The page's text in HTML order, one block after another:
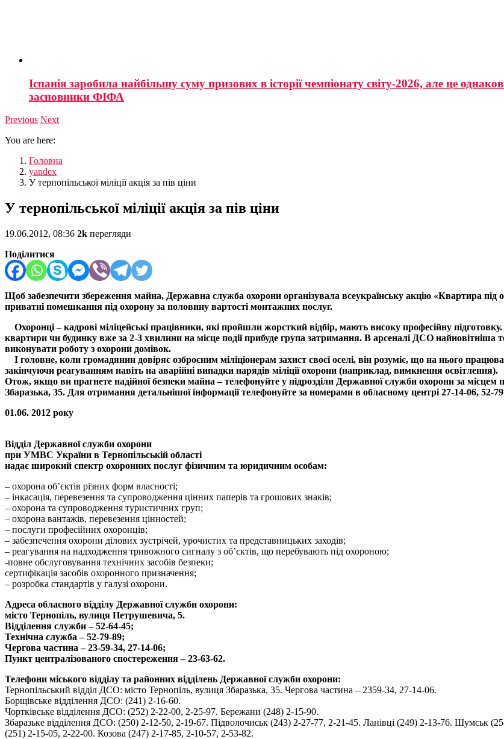
Іспанія заробила найбільшу суму призових в історії чемпіонату світу-2026, але це
засновники ФІФА
Previous Next
You are here:
Головна
yandex
У тернопільської міліції акція за пів ціни
У тернопільської міліції акція за пів ціни
19.06.2012, 08:36 2k перегляди
Поділитися
Щоб забезпечити збереження майна, Державна служба охорони організувала всеукраїнську акцію «Квартира
приватні помешкання під охорону за половину вартості монтажних послуг.
Охоронці – кадрові міліцейські працівники, які пройшли жорсткий відбір, мають високу професійну
квартири чи будинку вже за 2-3 хвилини на місце події прибуде група затримання. В арсеналі ДСО найновітніша
виконувати роботу з охорони домівок.
І головне, коли громадянин довіряє озброєним міліціонерам захист своєї оселі, він розуміє, що на нього
закінчуючи реагуванням навіть на аварійні випадки нарядів міліції охорони (наприклад, вимкнення освітлення).
Отож, якщо ви прагнете надійної безпеки майна – телефонуйте у підрозділи Державної служби охорони за
Збаразька, 35. Для отримання детальнішої інформації телефонуйте за номерами в обласному центрі 27-14-06, 52-
01.06. 2012 року
Відділ Державної служби охорони
при УМВС України в Тернопільській області
надає широкий спектр охоронних послуг фізичним та юридичним особам:
– охорона об’єктів різних форм власності;
– інкасація, перевезення та супроводження цінних паперів та грошових знаків;
– охорона та супроводження туристичних груп;
– охорона вантажів, перевезення цінностей;
– послуги професійних охоронців;
– забезпечення охорони ділових зустрічей, урочистих та представницьких заходів;
– реагування на надходження тривожного сигналу з об’єктів, що перебувають під охороною;
-повне обслуговування технічних засобів безпеки;
сертифікація засобів охоронного призначення;
– розробка стандартів у галузі охорони.
Адреса обласного відділу Державної служби охорони:
місто Тернопіль, вулиця Петрушевича, 5.
Відділення служби – 52-64-45;
Технічна служба – 52-79-89;
Чергова частина – 23-59-34, 27-14-06;
Пункт централізованого спостереження – 23-63-62.
Телефони міського відділу та районних відділень Державної служби охорони:
Тернопільський відділ ДСО: місто Тернопіль, вулиця Збаразька, 35. Чергова частина – 2359-34, 27-14-06.
Борщівське відділення ДСО: (241) 2-16-60.
Чортківське відділення ДСО: (252) 2-22-00, 2-25-97. Бережани (248) 2-15-90.
Збаразьке відділення ДСО: (250) 2-12-50, 2-19-67. Підволочиськ (243) 2-27-77, 2-21-45. Ланівці (249) 2-13-76. Шумськ
(251) 2-15-05, 2-22-00. Козова (247) 2-17-85, 2-10-57, 2-53-82.